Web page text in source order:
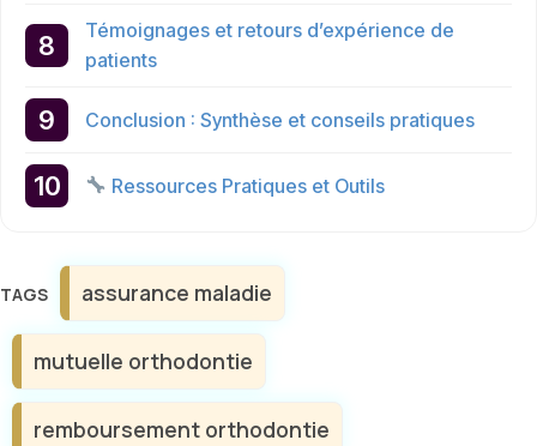
Témoignages et retours d’expérience de
patients
Conclusion : Synthèse et conseils pratiques
Ressources Pratiques et Outils
Étiquettes
assurance maladie
mutuelle orthodontie
remboursement orthodontie